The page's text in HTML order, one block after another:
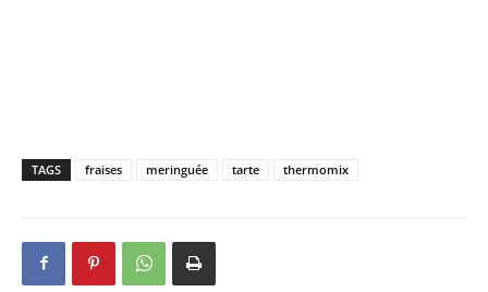
TAGS fraises meringuée tarte thermomix